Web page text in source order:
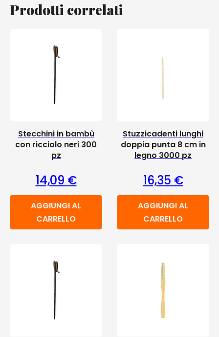
Prodotti correlati
Stecchini in bambù
con ricciolo neri 300
pz
14,09 €
AGGIUNGI AL
CARRELLO
Stuzzicadenti lunghi
doppia punta 8 cm in
legno 3000 pz
16,35 €
AGGIUNGI AL
CARRELLO